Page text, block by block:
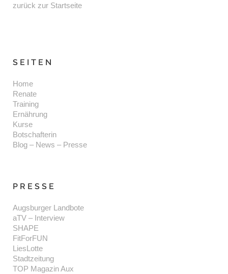
zurück zur Startseite
SEITEN
Home
Renate
Training
Ernährung
Kurse
Botschafterin
Blog – News – Presse
PRESSE
Augsburger Landbote
aTV – Interview
SHAPE
FitForFUN
LiesLotte
Stadtzeitung
TOP Magazin Aux